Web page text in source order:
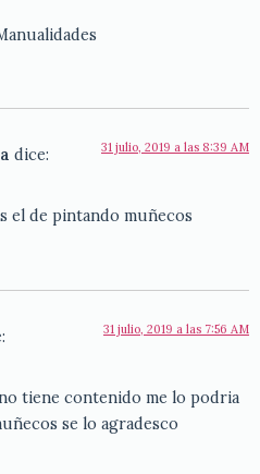
dice: 31 julio, 2019 a las 8:39 AM
el de pintando muñecos
31 julio, 2019 a las 7:56 AM
tiene contenido me lo podria
se lo agradesco